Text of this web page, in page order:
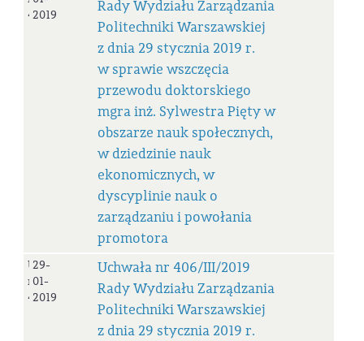
407/III/2019
2019
Rady Wydziału Zarządzania
Politechniki Warszawskiej
z dnia 29 stycznia 2019 r.
w sprawie wszczęcia
przewodu doktorskiego
mgra inż. Sylwestra Pięty w
obszarze nauk społecznych,
w dziedzinie nauk
ekonomicznych, w
dyscyplinie nauk o
zarządzaniu i powołania
promotora
Uchwała
nr
406/III/2019
29-
01-
2019
Uchwała nr 406/III/2019
Rady Wydziału Zarządzania
Politechniki Warszawskiej
z dnia 29 stycznia 2019 r.